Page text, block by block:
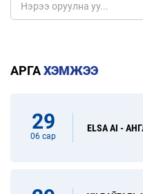
АРГАХЭМЖЭЭ
29
06 сар
ELSA AI -